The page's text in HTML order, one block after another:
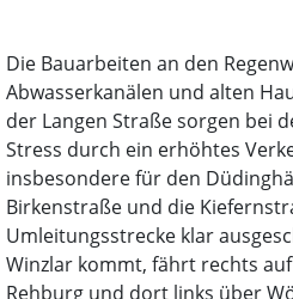
Die Bauarbeiten an den
Abwasserkanälen und alten
der Langen Straße sorgen bei
Stress durch ein erhöhtes
insbesondere für den
Birkenstraße und die
Umleitungsstrecke klar
Winzlar kommt, fährt rechts
Rehburg und dort links über